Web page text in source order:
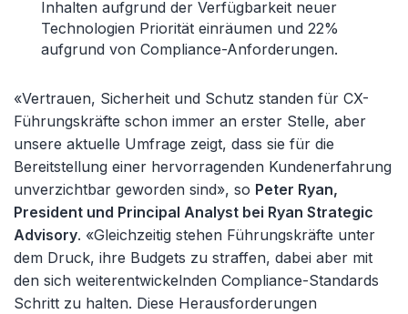
Inhalten aufgrund der Verfügbarkeit neuer
Technologien Priorität einräumen und 22%
aufgrund von Compliance-Anforderungen.
«Vertrauen, Sicherheit und Schutz standen für CX-
Führungskräfte schon immer an erster Stelle, aber
unsere aktuelle Umfrage zeigt, dass sie für die
Bereitstellung einer hervorragenden Kundenerfahrung
unverzichtbar geworden sind», so Peter Ryan,
President und Principal Analyst bei Ryan Strategic
Advisory. «Gleichzeitig stehen Führungskräfte unter
dem Druck, ihre Budgets zu straffen, dabei aber mit
den sich weiterentwickelnden Compliance-Standards
Schritt zu halten. Diese Herausforderungen